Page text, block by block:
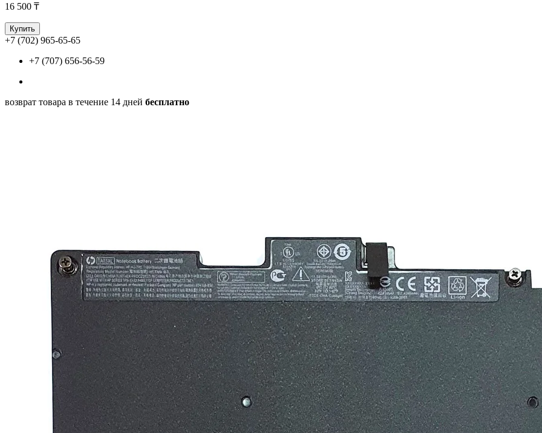
16 500 ₸
Купить
+7 (702) 965-65-65
+7 (707) 656-56-59
возврат товара в течение 14 дней бесплатно